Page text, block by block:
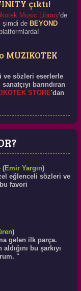
çıktı!
Music Library'de
şimdi de BEYOND
MUZIKOTEK
ve sözleri eserlerle
barındıran
STORE'dan
(Emir Yargın)
eğlenceli sözleri ve
favori
)
gelen ilk parça.
bu şarkıyı
"